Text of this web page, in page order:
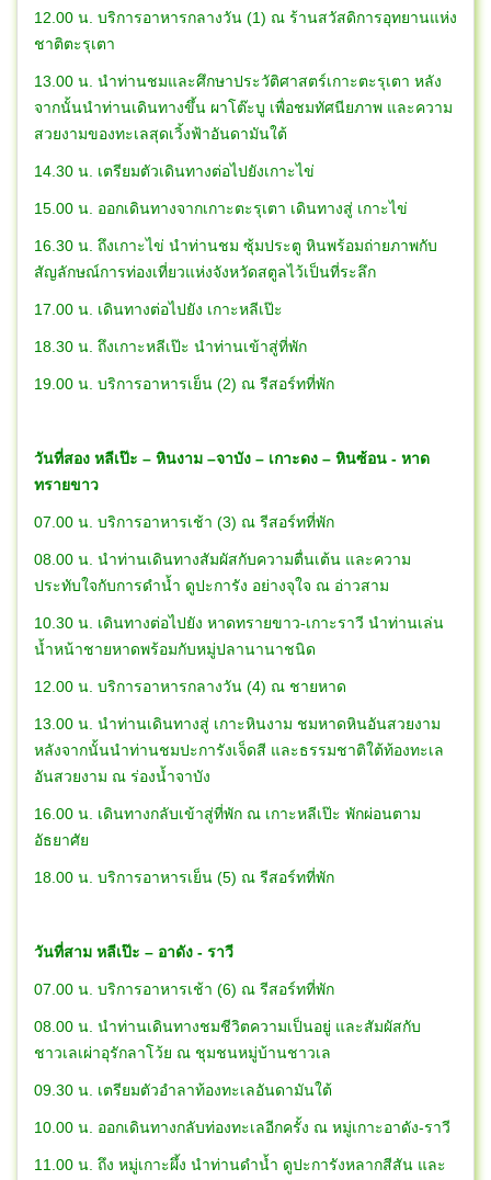
12.00 น. บริการอาหารกลางวัน (1) ณ ร้านสวัสดิการอุทยานแห่ง
ชาติตะรุเตา
13.00 น. นำท่านชมและศึกษาประวัติศาสตร์เกาะตะรุเตา หลัง
จากนั้นนำท่านเดินทางขึ้น ผาโต๊ะบู เพื่อชมทัศนียภาพ และความ
สวยงามของทะเลสุดเวิ้งฟ้าอันดามันใต้
14.30 น. เตรียมตัวเดินทางต่อไปยังเกาะไข่
15.00 น. ออกเดินทางจากเกาะตะรุเตา เดินทางสู่ เกาะไข่
16.30 น. ถึงเกาะไข่ นำท่านชม ซุ้มประตู หินพร้อมถ่ายภาพกับ
สัญลักษณ์การท่องเที่ยวแห่งจังหวัดสตูลไว้เป็นที่ระลึก
17.00 น. เดินทางต่อไปยัง เกาะหลีเป๊ะ
18.30 น. ถึงเกาะหลีเป๊ะ นำท่านเข้าสู่ที่พัก
19.00 น. บริการอาหารเย็น (2) ณ รีสอร์ทที่พัก
วันที่สอง หลีเป๊ะ – หินงาม –จาบัง – เกาะดง – หินซ้อน - หาด
ทรายขาว
07.00 น. บริการอาหารเช้า (3) ณ รีสอร์ทที่พัก
08.00 น. นำท่านเดินทางสัมผัสกับความตื่นเต้น และความ
ประทับใจกับการดำน้ำ ดูปะการัง อย่างจุใจ ณ อ่าวสาม
10.30 น. เดินทางต่อไปยัง หาดทรายขาว-เกาะราวี นำท่านเล่น
น้ำหน้าชายหาดพร้อมกับหมู่ปลานานาชนิด
12.00 น. บริการอาหารกลางวัน (4) ณ ชายหาด
13.00 น. นำท่านเดินทางสู่ เกาะหินงาม ชมหาดหินอันสวยงาม
หลังจากนั้นนำท่านชมปะการังเจ็ดสี และธรรมชาติใต้ท้องทะเล
อันสวยงาม ณ ร่องน้ำจาบัง
16.00 น. เดินทางกลับเข้าสู่ที่พัก ณ เกาะหลีเป๊ะ พักผ่อนตาม
อัธยาศัย
18.00 น. บริการอาหารเย็น (5) ณ รีสอร์ทที่พัก
วันที่สาม หลีเป๊ะ – อาดัง - ราวี
07.00 น. บริการอาหารเช้า (6) ณ รีสอร์ทที่พัก
08.00 น. นำท่านเดินทางชมชีวิตความเป็นอยู่ และสัมผัสกับ
ชาวเลเผ่าอุรักลาโว้ย ณ ชุมชนหมู่บ้านชาวเล
09.30 น. เตรียมตัวอำลาท้องทะเลอันดามันใต้
10.00 น. ออกเดินทางกลับท่องทะเลอีกครั้ง ณ หมู่เกาะอาดัง-ราวี
11.00 น. ถึง หมู่เกาะผึ้ง นำท่านดำน้ำ ดูปะการังหลากสีสัน และ